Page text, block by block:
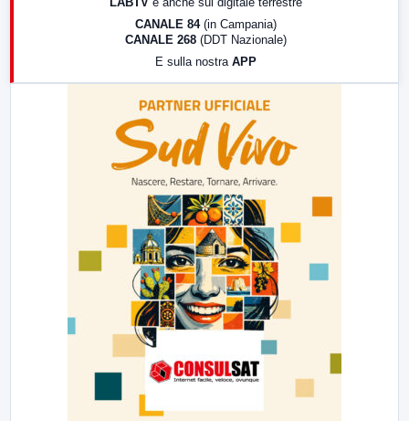
CANALE 84 (in Campania)
CANALE 268 (DDT Nazionale)
E sulla nostra APP